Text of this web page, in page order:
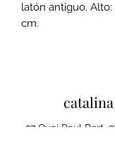
latón antiguo.
cm.
37 Quai Paul Bert,